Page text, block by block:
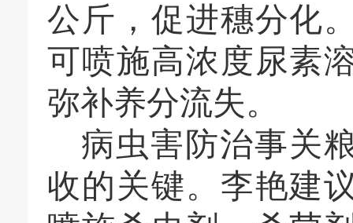
公斤，促进穗分化
可喷施高浓度尿素
弥补养分流失。
病虫害防治事关
收的关键。李艳建